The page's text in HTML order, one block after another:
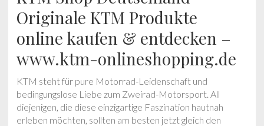
Originale KTM Produkte
online kaufen & entdecken –
www.ktm-onlineshopping.de
KTM steht für pure Motorrad-Leidenschaft und
bedingungslose Liebe zum Zweirad-Motorsport. All
diejenigen, die diese einzigartige Faszination hautnah
erleben möchten, sollten am besten jetzt gleich den